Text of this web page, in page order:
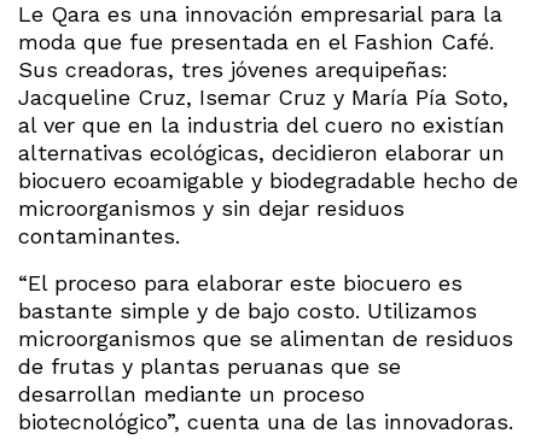
Le Qara es una innovación empresarial para la
moda que fue presentada en el Fashion Café.
Sus creadoras, tres jóvenes arequipeñas:
Jacqueline Cruz, Isemar Cruz y María Pía Soto,
al ver que en la industria del cuero no existían
alternativas ecológicas, decidieron elaborar un
biocuero ecoamigable y biodegradable hecho de
microorganismos y sin dejar residuos
contaminantes.
“El proceso para elaborar este biocuero es
bastante simple y de bajo costo. Utilizamos
microorganismos que se alimentan de residuos
de frutas y plantas peruanas que se
desarrollan mediante un proceso
biotecnológico”, cuenta una de las innovadoras.